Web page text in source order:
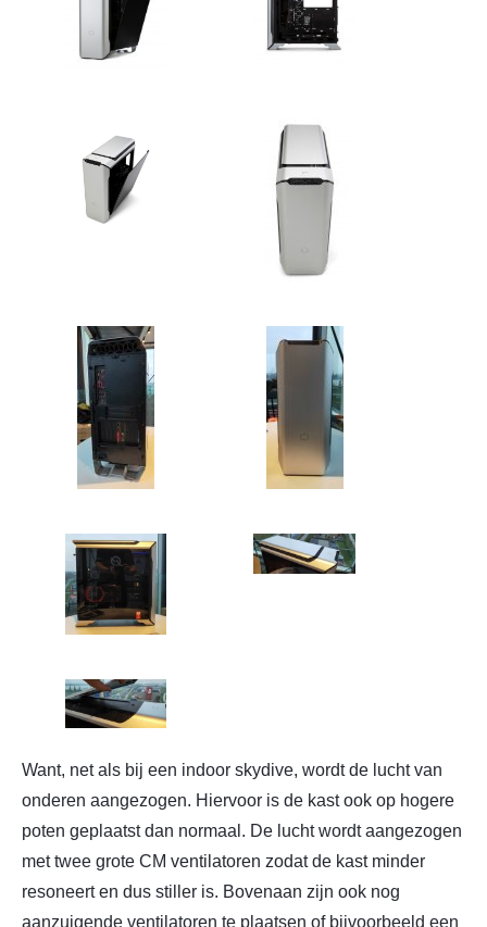
Want, net als bij een indoor skydive, wordt de lucht van
onderen aangezogen. Hiervoor is de kast ook op hogere
poten geplaatst dan normaal. De lucht wordt aangezogen
met twee grote CM ventilatoren zodat de kast minder
resoneert en dus stiller is. Bovenaan zijn ook nog
aanzuigende ventilatoren te plaatsen of bijvoorbeeld een